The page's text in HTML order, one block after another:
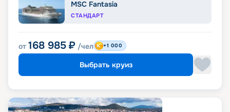
MSC Fantasia
СТАНДАРТ
от 168 985 ₽ /чел +1 000
Выбрать круиз